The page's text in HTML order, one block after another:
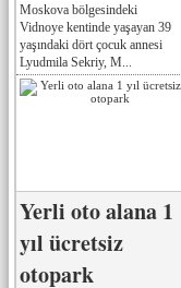
Moskova bölgesindeki
Vidnoye kentinde yaşayan 39
yaşındaki dört çocuk annesi
Lyudmila Sekriy, M...
Yerli oto alana 1
yıl ücretsiz
otopark